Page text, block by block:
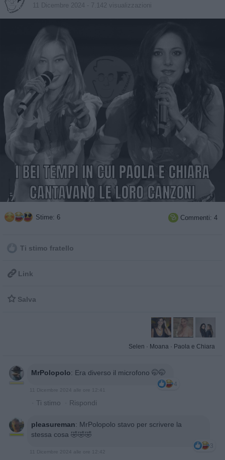
11 Dicembre 2024 - 7.142 visualizzazioni
Stime: 6  Commenti: 4
Ti stimo fratello
 Link
 Salva
Selen · Moana · Paola e Chiara
MrPolopolo: Era diverso il microfono 🤭🤭
4
11 Dicembre 2024 alle ore 12:41
· Ti stimo · Rispondi
pleasureman: MrPolopolo stavo per scrivere la
stessa cosa 🤣🤣🤣
3
11 Dicembre 2024 alle ore 12:42